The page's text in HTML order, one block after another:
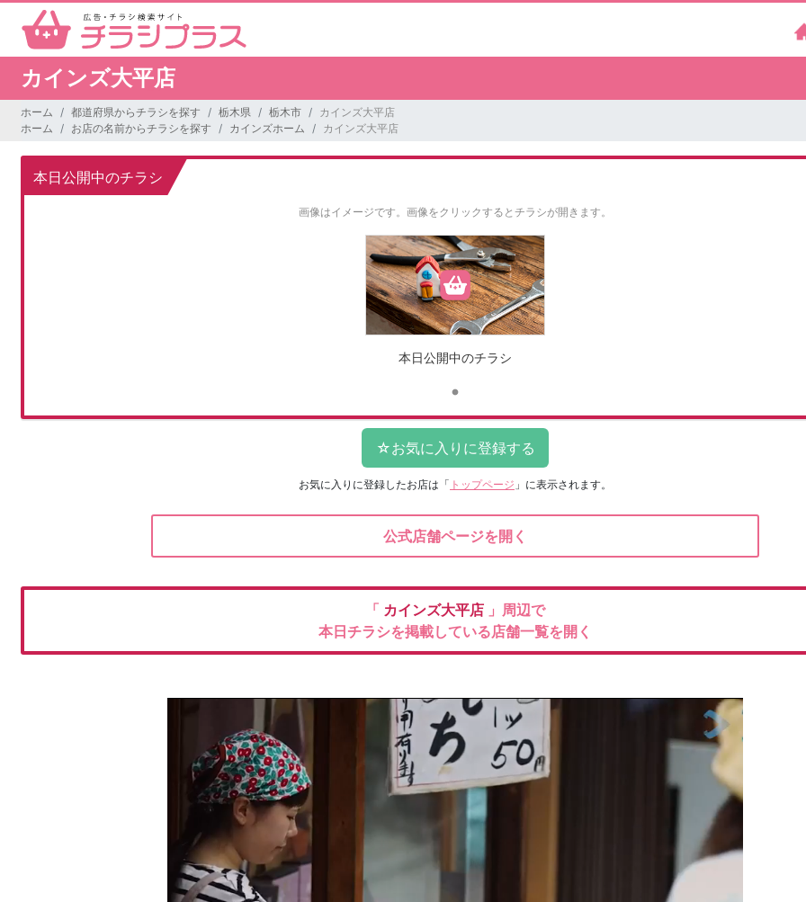
カインズ大平店
ホーム 都道府県からチラシを探す 栃木県 栃木市
カインズ大平店
ホーム
お店の名前からチラシを探す カインズホーム カインズ大平店
本日公開中のチラシ
画像はイメージです。 画像をクリックするとチラシが開きます。
本日公開中のチラシ
お気に入りに登録したお店は 「 トップページ 」に表示されます。
公式店舗ページを開く
「 カインズ大平店 」周辺で
本日チラシを掲載している店舗一覧を開く